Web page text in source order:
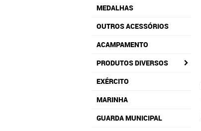
MEDALHAS
OUTROS ACESSÓRIOS
ACAMPAMENTO
PRODUTOS DIVERSOS
EXÉRCITO
MARINHA
GUARDA MUNICIPAL